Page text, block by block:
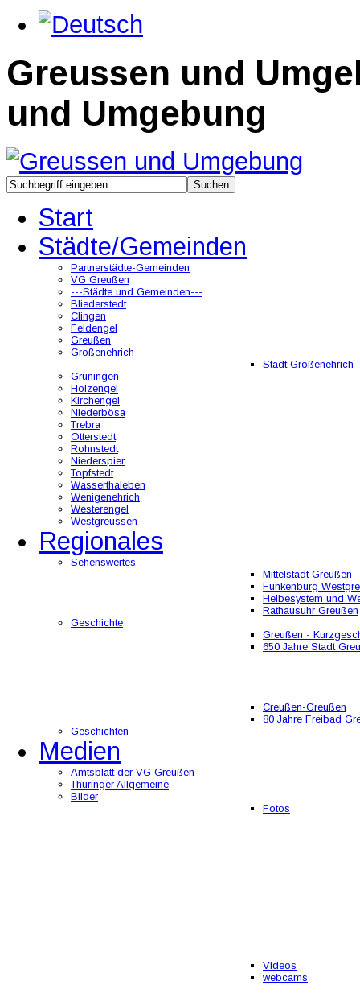
Greussen und
und Umgebung
Start
Städte/Gemeinden
Partnerstädte-Gemeinden
VG Greußen
---Städte und Gemeinden---
Bliederstedt
Clingen
Feldengel
Greußen
Großenehrich
Stadt Großenehrich
Grüningen
Holzengel
Kirchengel
Niederbösa
Trebra
Otterstedt
Rohnstedt
Niederspier
Topfstedt
Wasserthaleben
Wenigenehrich
Westerengel
Westgreussen
Regionales
Sehenswertes
Mittelstadt Greußen
Funkenburg
Helbesystem und
Rathausuhr Greußen
Geschichte
Greußen -
650 Jahre Stadt
Creußen-Greußen
80 Jahre Freibad
Geschichten
Medien
Amtsblatt der VG Greußen
Thüringer Allgemeine
Bilder
Fotos
Videos
webcams